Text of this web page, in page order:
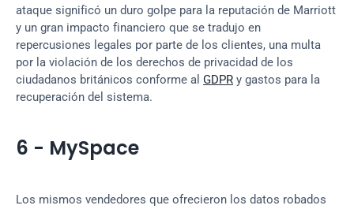
ataque significó un duro golpe para la reputación de Marriott
y un gran impacto financiero que se tradujo en
repercusiones legales por parte de los clientes, una multa
por la violación de los derechos de privacidad de los
ciudadanos británicos conforme al GDPR y gastos para la
recuperación del sistema.
6 - MySpace
Los mismos vendedores que ofrecieron los datos robados